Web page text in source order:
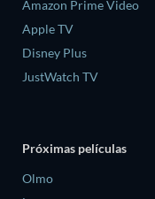
Amazon Prime Video
Apple TV
Disney Plus
JustWatch TV
Próximas películas
Olmo